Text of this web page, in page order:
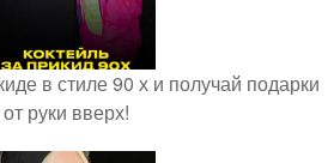
в стиле 90 х и получай подарки
от руки вверх!